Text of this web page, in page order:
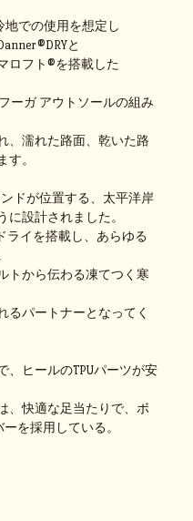
地での使用を想定し
と
ロフト®を搭載した
ーガ アウトソールの組み
、濡れた路面、乾いた路
す。
ドが位置する、太平洋岸
に設計されました。
ライを搭載し、あらゆる
トから伝わる凍てつく寒
るパートナーとなってく
、ヒールのTPUパーツが安
、快適な足当たりで、ボ
を採用している。